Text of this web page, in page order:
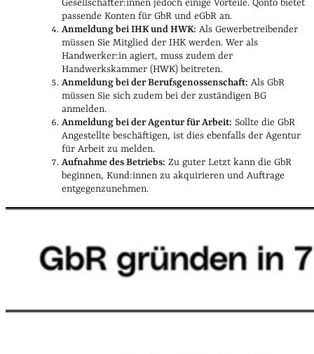
Gesellschafter:innen jedoch einige Vorteile. Qonto bietet
passende Konten für GbR und eGbR an.
Anmeldung bei IHK und HWK: Als Gewerbetreibender
müssen Sie Mitglied der IHK werden. Wer als
Handwerker:in agiert, muss zudem der
Handwerkskammer (HWK) beitreten.
Anmeldung bei der Berufsgenossenschaft: Als GbR
müssen Sie sich zudem bei der zuständigen BG
anmelden.
Anmeldung bei der Agentur für Arbeit: Sollte die GbR
Angestellte beschäftigen, ist dies ebenfalls der Agentur
für Arbeit zu melden.
Aufnahme des Betriebs: Zu guter Letzt kann die GbR
beginnen, Kund:innen zu akquirieren und Auftrage
entgegenzunehmen.